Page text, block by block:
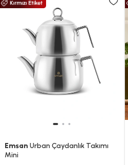
Emsan Urban Çaydanlık Takımı
Mini